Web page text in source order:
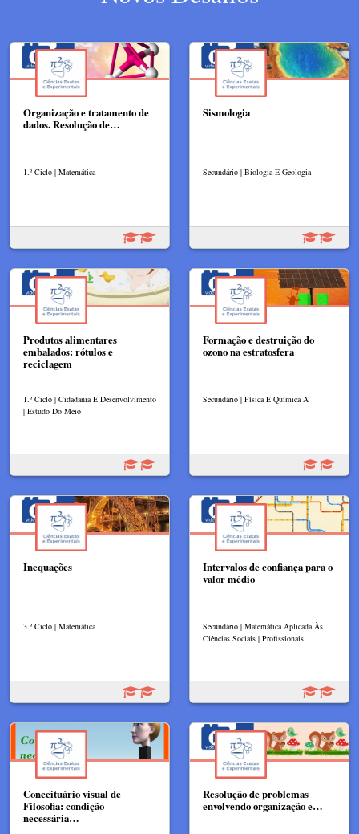
Organização e tratamento de
dados. Resolução de…
1.º Ciclo | Matemática
Sismologia
Secundário | Biologia E Geologia
Produtos alimentares
embalados: rótulos e
reciclagem
1.º Ciclo | Cidadania E Desenvolvimento
| Estudo Do Meio
Formação e destruição do
ozono na estratosfera
Secundário | Física E Química A
Inequações
3.º Ciclo | Matemática
Intervalos de confiança para o
valor médio
Secundário | Matemática Aplicada Às
Ciências Sociais | Profissionais
Conceituário visual de
Filosofia: condição
necessária…
Resolução de problemas
envolvendo organização e…